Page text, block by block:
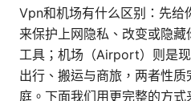
Vpn和机场有什么区别：先给
来保护上网隐私、改变或隐
工具；机场（Airport）则是
出行、搬运与商旅，两者性
庭。下面我们用更完整的方